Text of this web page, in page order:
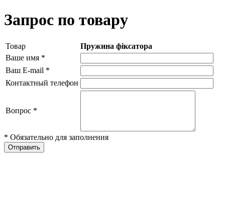
Запрос по товару
Товар
Пружина фіксатора
Ваше имя *
Ваш E-mail *
Контактный телефон
Вопрос *
* Обязательно для заполнения
Отправить